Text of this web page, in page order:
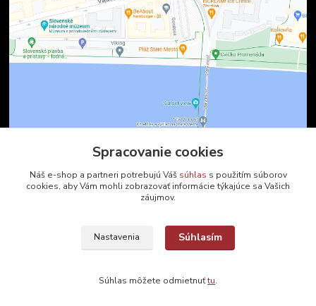
Kontakty
Spracovanie cookies
Náš e-shop a partneri potrebujú Váš súhlas s použitím súborov
cookies, aby Vám mohli zobrazovať informácie týkajúce sa Vašich
záujmov.
Nastavenia Súhlasím
Súhlas môžete odmietnuťtu.